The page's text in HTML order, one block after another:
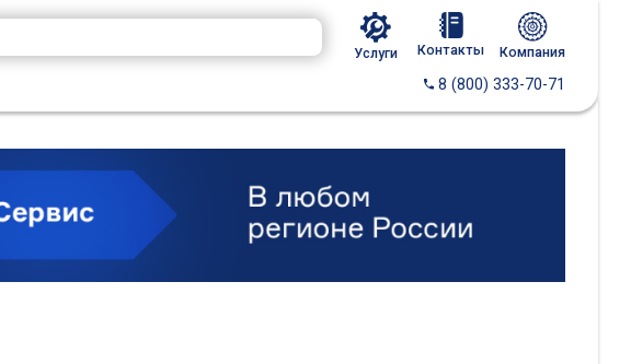
Услуги Контакты Компания
8 (800) 333-70-71